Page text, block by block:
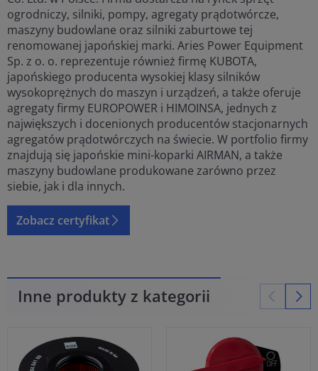
ogrodniczy, silniki, pompy, agregaty prądotwórcze,
maszyny budowlane oraz silniki zaburtowe tej
renomowanej japońskiej marki. Aries Power Equipment
Sp. z o. o. reprezentuje również firmę KUBOTA,
japońskiego producenta wysokiej klasy silników
wysokoprężnych do maszyn i urządzeń, a także oferuje
agregaty firmy EUROPOWER i HIMOINSA, jednych z
największych i docenionych producentów stacjonarnych
agregatów prądotwórczych na świecie. W portfolio firmy
znajdują się japońskie mini-koparki AIRMAN, a także
maszyny budowlane produkowane zarówno przez
siebie, jak i dla innych.
Zobacz certyfikat
Inne produkty z kategorii